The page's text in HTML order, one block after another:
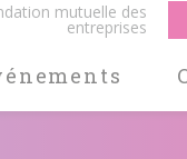
mutuelle des
entreprises